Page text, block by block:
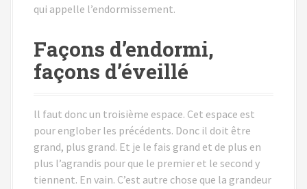
qui appelle l’endormissement.
Façons d’endormi,
façons d’éveillé
ll faut donc un troisième espace. Cet espace est
pour englober les précédents. Donc il doit être
grand, plus grand. Et je le fais grand et de plus en
plus l’agrandis pour que le premier et le second y
tiennent. En vain. C’est autre chose que la grandeur